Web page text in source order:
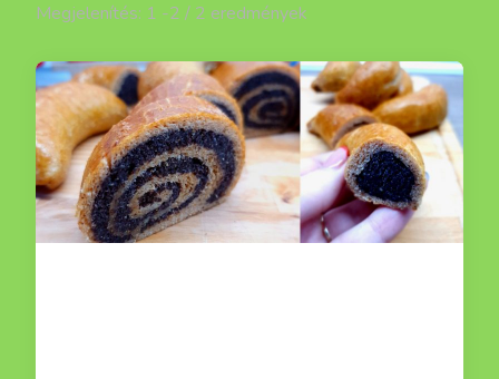
Megjelenítés: 1 -2 / 2 eredmények